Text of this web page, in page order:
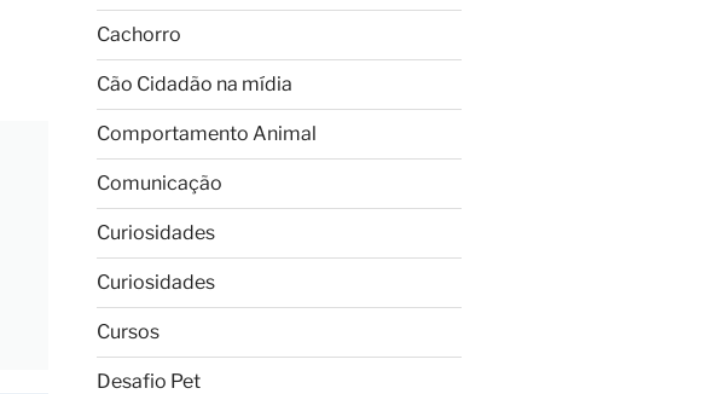
Cachorro
Cão Cidadão na mídia
Comportamento Animal
Comunicação
Curiosidades
Curiosidades
Cursos
Desafio Pet